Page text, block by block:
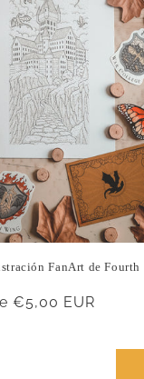
FanArt de Fourth
€5,00 EUR